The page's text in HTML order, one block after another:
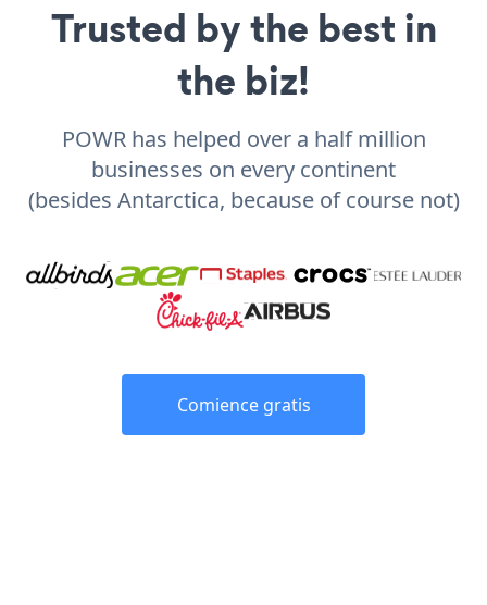
Trusted by the best in
the biz!
POWR has helped over a half million
businesses on every continent
(besides Antarctica, because of course not)
Comience gratis